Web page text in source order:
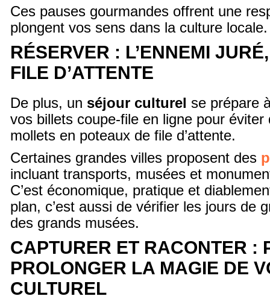
Ces pauses gourmandes offrent une
plongent vos sens dans la culture locale.
RÉSERVER : L’ENNEMI
FILE D’ATTENTE
De plus, un séjour culturel se prépare
vos billets coupe-file en ligne pour
mollets en poteaux de file d’attente.
Certaines grandes villes proposent des
incluant transports, musées et
C’est économique, pratique et
plan, c’est aussi de vérifier les jours de
des grands musées.
CAPTURER ET RACONTER :
PROLONGER LA MAGIE DE
CULTUREL